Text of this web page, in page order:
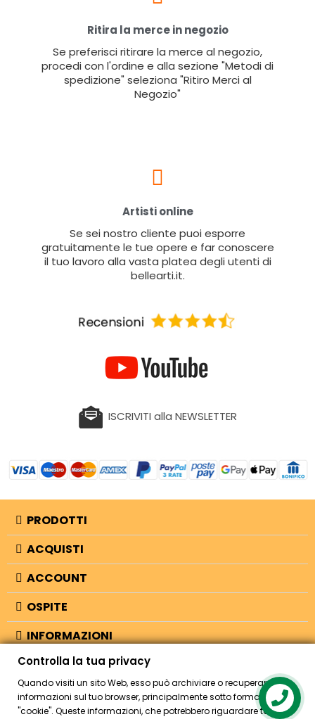
Ritira la merce in negozio
Se preferisci ritirare la merce al negozio,
procedi con l'ordine e alla sezione "Metodi di
spedizione" seleziona "Ritiro Merci al
Negozio"
Artisti online
Se sei nostro cliente puoi esporre
gratuitamente le tue opere e far conoscere
il tuo lavoro alla vasta platea degli utenti di
bellearti.it.
ISCRIVITI alla NEWSLETTER
PRODOTTI
ACQUISTI
ACCOUNT
OSPITE
INFORMAZIONI
NEGOZIO
Controlla la tua privacy
Quando visiti un sito Web, esso può archiviare o recuperare
informazioni sul tuo browser, principalmente sotto forma di
"cookie". Queste informazioni, che potrebbero riguardare te, le tue
Contact us